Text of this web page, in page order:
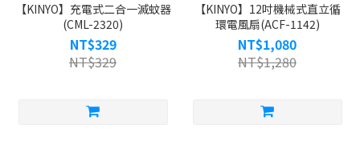
【KINYO】充電式二合一滅蚊器
(CML-2320)
NT$329
NT$329
【KINYO】12吋機械式直立循
環電風扇(ACF-1142)
NT$1,080
NT$1,280